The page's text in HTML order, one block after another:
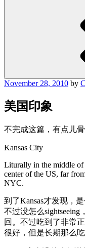
Posted
November 28, 2010 by
美国印象
不完成这篇，有点儿
Kansas City
Liturally in the middle of
center of the US, far
NYC.
到了Kansas才发现，
不过没怎么
回。不过吃到了非常
很好，但是长期那么